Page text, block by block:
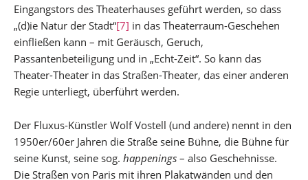
Eingangstors des Theaterhauses geführt werden, so dass
„(d)ie Natur der Stadt“[7] in das Theaterraum-Geschehen
einfließen kann – mit Geräusch, Geruch,
Passantenbeteiligung und in „Echt-Zeit“. So kann das
Theater-Theater in das Straßen-Theater, das einer anderen
Regie unterliegt, überführt werden.
Der Fluxus-Künstler Wolf Vostell (und andere) nennt in den
1950er/60er Jahren die Straße seine Bühne, die Bühne für
seine Kunst, seine sog. happenings – also Geschehnisse.
Die Straßen von Paris mit ihren Plakatwänden und den